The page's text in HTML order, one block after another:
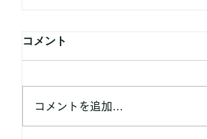
AI対策できてます
コメント
コメントを追加…